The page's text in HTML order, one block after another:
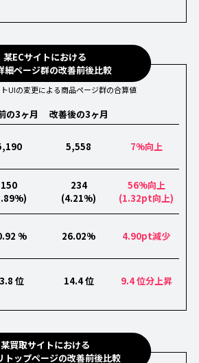
某ECサイトにおける
細ページ群の改善前後比較
UIの変更による商品ページ群の合算値
の3ヶ月 改善後の3ヶ月
5,558 7%向上
150
234
(4.21%)
56%向上
(1.32pt向上)
% 26.02% 4.90pt減少
位 14.4 位 9.4 位分上昇
某買取サイトにおける
トップページの改善前後比較